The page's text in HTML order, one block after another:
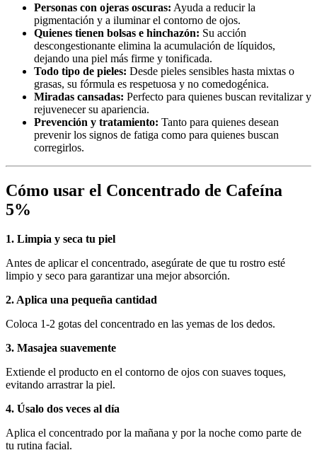
Personas con ojeras oscuras: Ayuda a reducir la
pigmentación y a iluminar el contorno de ojos.
Quienes tienen bolsas e hinchazón: Su acción
descongestionante elimina la acumulación de líquidos,
dejando una piel más firme y tonificada.
Todo tipo de pieles: Desde pieles sensibles hasta mixtas o
grasas, su fórmula es respetuosa y no comedogénica.
Miradas cansadas: Perfecto para quienes buscan revitalizar y
rejuvenecer su apariencia.
Prevención y tratamiento: Tanto para quienes desean
prevenir los signos de fatiga como para quienes buscan
corregirlos.
Cómo usar el Concentrado de Cafeína
5%
1. Limpia y seca tu piel
Antes de aplicar el concentrado, asegúrate de que tu rostro esté
limpio y seco para garantizar una mejor absorción.
2. Aplica una pequeña cantidad
Coloca 1-2 gotas del concentrado en las yemas de los dedos.
3. Masajea suavemente
Extiende el producto en el contorno de ojos con suaves toques,
evitando arrastrar la piel.
4. Úsalo dos veces al día
Aplica el concentrado por la mañana y por la noche como parte de
tu rutina facial.